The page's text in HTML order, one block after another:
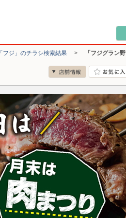
「フジ」のチラシ検索結果 > 「フジグラン